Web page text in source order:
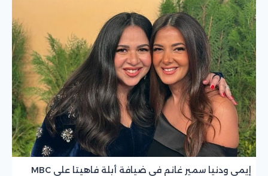
إيمي ودنيا سمير غانم في ضيافة أبلة فاهيتا على MBC